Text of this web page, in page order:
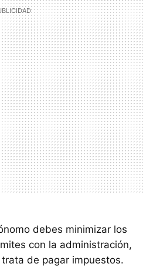
debes minimizar los
con la administración,
de pagar impuestos.